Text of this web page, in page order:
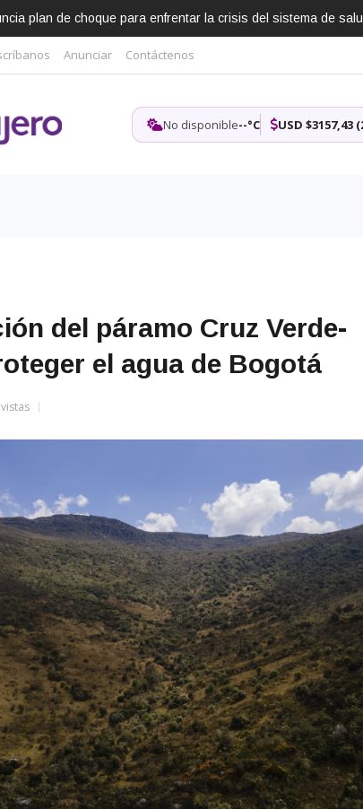
plan de choque para enfrentar la crisis del sistema de
Anunciar Contáctenos
No disponible--°C USD $3157,43
del páramo Cruz Verde-
el agua de Bogotá